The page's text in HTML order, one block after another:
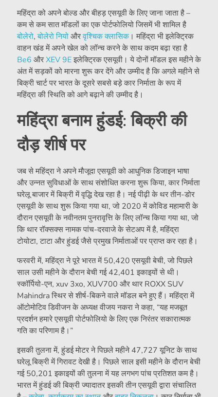
महिंद्रा को अपने बोल्ड और बीहड़ एसयूवी के लिए जाना जाता है –
कम से कम सात मॉडलों का एक पोर्टफोलियो जिसमें भी शामिल है
बोलेरो,बोलेरो नियोऔरवृश्चिक क्लासिक। महिंद्रा भी इलेक्ट्रिक
वाहन खंड में अपने खेल को लॉन्च करने के साथ कदम बढ़ा रहा है
Be6 औरXEV 9Eइलेक्ट्रिक एसयूवी। ये दोनों मॉडल इस महीने के
अंत में सड़कों को मारना शुरू कर देंगे और उम्मीद है कि अगले महीने से
बिक्री चार्ट पर भारत के दूसरे सबसे बड़े कार निर्माता के रूप में
महिंद्रा की स्थिति को आगे बढ़ाने की उम्मीद है।
महिंद्रा बनाम हुंडई: बिक्री की
दौड़ शीर्ष पर
जब से महिंद्रा ने अपने मौजूदा एसयूवी को आधुनिक डिजाइन भाषा
और उन्नत सुविधाओं के साथ संशोधित करना शुरू किया, कार निर्माता
घरेलू बाजार में बिक्री में वृद्धि देख रहा है। नई पीढ़ी के थर तीन-डोर
एसयूवी के साथ शुरू किया गया था, जो 2020 में कोविड महामारी के
दौरान एसयूवी के नवीनतम पुनरावृत्ति के लिए लॉन्च किया गया था, जो
कि थार रॉक्सक्स नामक पांच-दरवाजे के सेटअप में है, महिंद्रा
टोयोटा, टाटा और हुंडई जैसे प्रमुख निर्माताओं पर प्राप्त कर रहा है।
फरवरी में, महिंद्रा ने पूरे भारत में 50,420 एसयूवी बेची, जो पिछले
साल उसी महीने के दौरान बेची गई 42,401 इकाइयों से थी।
स्कॉर्पियो-एन, xuv 3xo, XUV700 और थार ROXX SUV
Mahindra स्थिर से शीर्ष-बिकने वाले मॉडल बने हुए हैं। महिंद्रा में
ऑटोमोटिव डिवीजन के अध्यक्ष वीजय नकरा ने कहा, “यह मजबूत
प्रदर्शन हमारे एसयूवी पोर्टफोलियो के लिए एक निरंतर सकारात्मक
गति का परिणाम है।”
इसकी तुलना में, हुंडई मोटर ने पिछले महीने 47,727 यूनिट के साथ
घरेलू बिक्री में गिरावट देखी है। पिछले साल इसी महीने के दौरान बेची
गई 50,201 इकाइयों की तुलना में यह लगभग पांच प्रतिशत कम है।
भारत में हुंडई की बिक्री ज्यादातर इसकी तीन एसयूवी द्वारा संचालित